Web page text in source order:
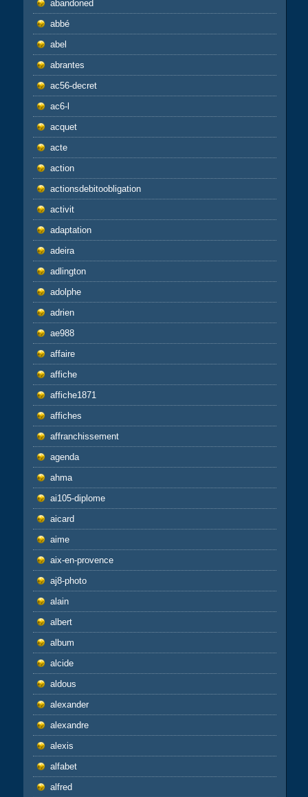
abandoned
abbé
abel
abrantes
ac56-decret
ac6-l
acquet
acte
action
actionsdebitoobligation
activit
adaptation
adeira
adlington
adolphe
adrien
ae988
affaire
affiche
affiche1871
affiches
affranchissement
agenda
ahma
ai105-diplome
aicard
aime
aix-en-provence
aj8-photo
alain
albert
album
alcide
aldous
alexander
alexandre
alexis
alfabet
alfred